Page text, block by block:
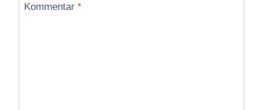
Stars
Stars
Stars
Stars
Star
Kommentar *